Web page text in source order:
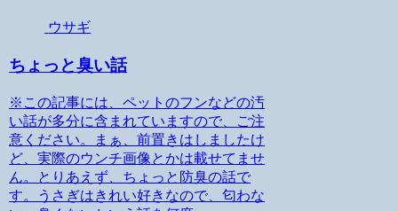
ウサギ
ちょっと臭い話
※この記事には、ペットのフンなどの汚
い話が多分に含まれていますので、ご注
意ください。まぁ、前置きはしましたけ
ど、実際のウンチ画像とかは載せてませ
ん。とりあえず、ちょっと防臭の話で
す。うさぎはきれい好きなので、匂わな